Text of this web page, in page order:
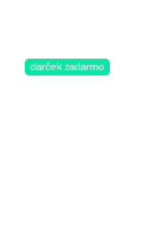
darček zadarmo